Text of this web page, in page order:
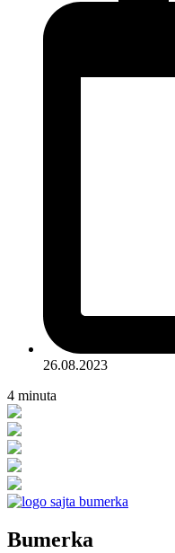
26.08.2023
4 minuta
Bumerka